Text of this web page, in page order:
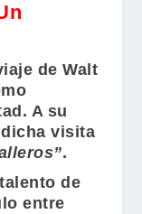
de Walt
A su
visita
.
de
entre